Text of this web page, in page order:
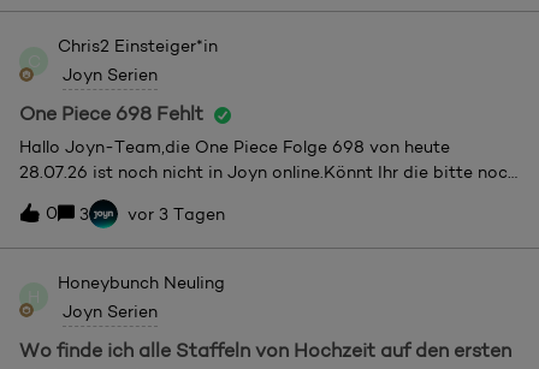
extrem. Abo sofort kündigen und würde gern mein Geld
zurück verlangen, da es nicht funktioniert. Danke
Chris2 Einsteiger*in
Joyn Serien
One Piece 698 Fehlt
Hallo Joyn-Team,die One Piece Folge 698 von heute
28.07.26 ist noch nicht in Joyn online.Könnt Ihr die bitte noch
online stellen.Grüße
0
3 vor 3 Tagen
Honeybunch Neuling
Joyn Serien
Wo finde ich alle Staffeln von Hochzeit auf den ersten